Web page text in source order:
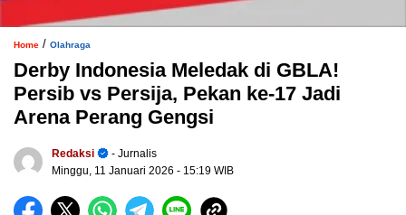
Home / Olahraga
Derby Indonesia Meledak di GBLA!
Persib vs Persija, Pekan ke-17 Jadi
Arena Perang Gengsi
Redaksi
- Jurnalis
Minggu, 11 Januari 2026 - 15:19 WIB